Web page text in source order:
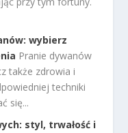
wybierz
Pranie dywanów
także zdrowia i
techniki
się...
styl, trwałość i